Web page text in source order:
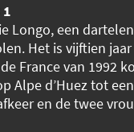
Longo, een
Het is vijftien
France van 1992
Alpe d’Huez tot
en de twee